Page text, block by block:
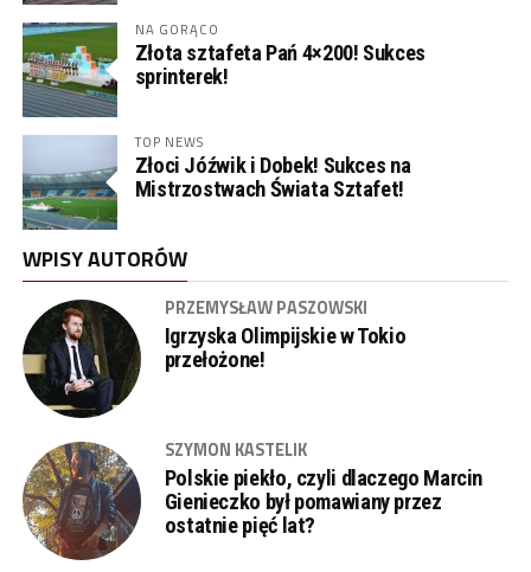
NA GORĄCO
Złota sztafeta Pań 4×200! Sukces
sprinterek!
TOP NEWS
Złoci Jóźwik i Dobek! Sukces na
Mistrzostwach Świata Sztafet!
WPISY AUTORÓW
PRZEMYSŁAW PASZOWSKI
Igrzyska Olimpijskie w Tokio
przełożone!
SZYMON KASTELIK
Polskie piekło, czyli dlaczego Marcin
Gienieczko był pomawiany przez
ostatnie pięć lat?